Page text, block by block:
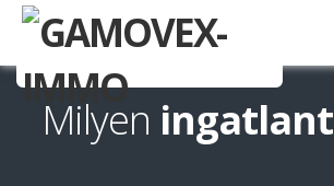
Milyen ingatlant